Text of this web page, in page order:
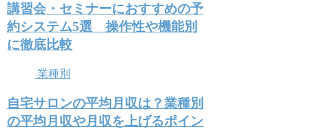
講習会・セミナーにおすすめの予
約システム5選 操作性や機能別
に徹底比較
業種別
自宅サロンの平均月収は？業種別
の平均月収や月収を上げるポイン